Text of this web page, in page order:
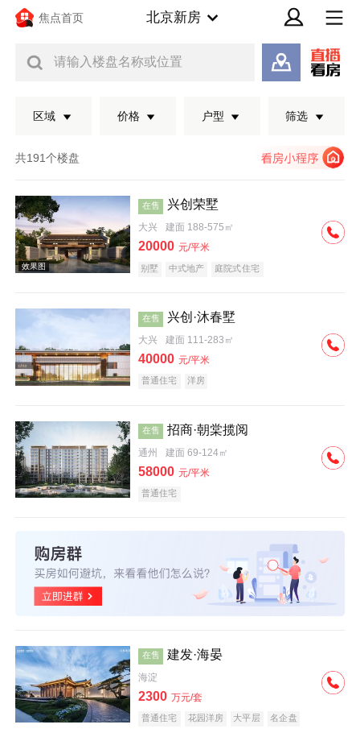
焦点首页 北京新房
请输入楼盘名称或位置
区域 价格 户型 筛选
共191个楼盘
效果图
在售 兴创荣墅
大兴 建面 188-575㎡
20000 元/平米
别墅 中式地产 庭院式住宅
在售 兴创·沐春墅
大兴 建面 111-283㎡
40000 元/平米
普通住宅 洋房
在售 招商·朝棠揽阅
通州 建面 69-124㎡
58000 元/平米
普通住宅
在售 建发·海晏
海淀
2300 万元/套
普通住宅 花园洋房 大平层
名企盘